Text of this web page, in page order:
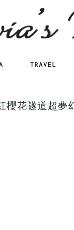
TRAVEL
櫻花隧道超夢